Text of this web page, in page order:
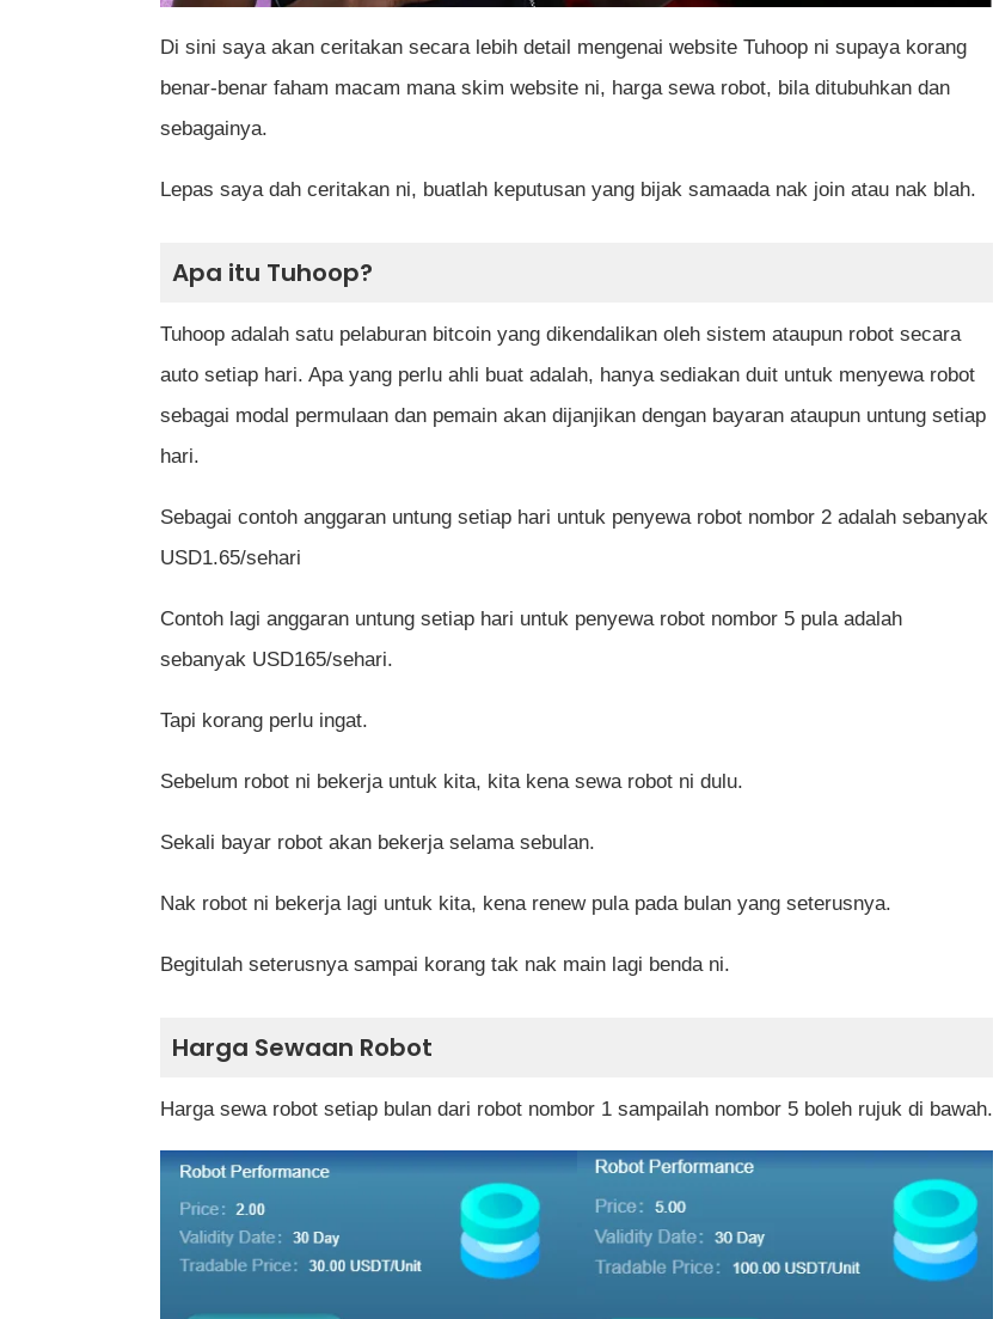
Di sini saya akan ceritakan secara lebih detail mengenai website Tuhoop ni supaya korang
benar-benar faham macam mana skim website ni, harga sewa robot, bila ditubuhkan dan
sebagainya.
Lepas saya dah ceritakan ni, buatlah keputusan yang bijak samaada nak join atau nak blah.
Apa itu Tuhoop?
Tuhoop adalah satu pelaburan bitcoin yang dikendalikan oleh sistem ataupun robot secara
auto setiap hari. Apa yang perlu ahli buat adalah, hanya sediakan duit untuk menyewa robot
sebagai modal permulaan dan pemain akan dijanjikan dengan bayaran ataupun untung setiap
hari.
Sebagai contoh anggaran untung setiap hari untuk penyewa robot nombor 2 adalah sebanyak
USD1.65/sehari
Contoh lagi anggaran untung setiap hari untuk penyewa robot nombor 5 pula adalah
sebanyak USD165/sehari.
Tapi korang perlu ingat.
Sebelum robot ni bekerja untuk kita, kita kena sewa robot ni dulu.
Sekali bayar robot akan bekerja selama sebulan.
Nak robot ni bekerja lagi untuk kita, kena renew pula pada bulan yang seterusnya.
Begitulah seterusnya sampai korang tak nak main lagi benda ni.
Harga Sewaan Robot
Harga sewa robot setiap bulan dari robot nombor 1 sampailah nombor 5 boleh rujuk di bawah.